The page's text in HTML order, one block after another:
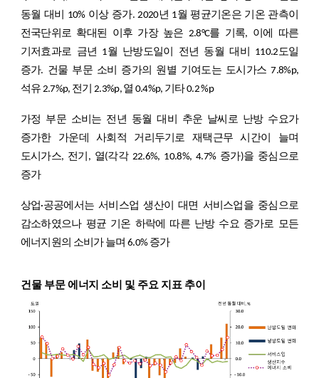
동월 대비 10% 이상 증가. 2020년 1월 평균기온은 기온 관측이
전국단위로 확대된 이후 가장 높은 2.8°C를 기록, 이에 따른
기저효과로 금년 1월 난방도일이 전년 동월 대비 110.2도일
증가. 건물 부문 소비 증가의 원별 기여도는 도시가스 7.8%p,
석유 2.7%p, 전기 2.3%p, 열 0.4%p, 기타 0.2 %p
가정 부문 소비는 전년 동월 대비 추운 날씨로 난방 수요가
증가한 가운데 사회적 거리두기로 재택근무 시간이 늘며
도시가스, 전기, 열(각각 22.6%, 10.8%, 4.7% 증가)을 중심으로
증가
상업·공공에서는 서비스업 생산이 대면 서비스업을 중심으로
감소하였으나 평균 기온 하락에 따른 난방 수요 증가로 모든
에너지원의 소비가 늘며 6.0% 증가
건물 부문 에너지 소비 및 주요 지표 추이